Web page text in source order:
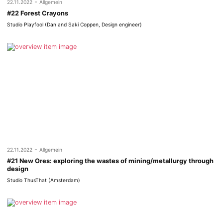
22.11.2022 - Allgemein
#22 Forest Crayons
Studio Playfool (Dan and Saki Coppen, Design engineer)
22.11.2022 - Allgemein
#21 New Ores: exploring the wastes of mining/metallurgy through
design
Studio ThusThat (Amsterdam)